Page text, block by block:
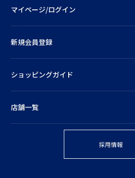
マイページ/ログイン
新規会員登録
ショッピングガイド
店舗一覧
採用情報